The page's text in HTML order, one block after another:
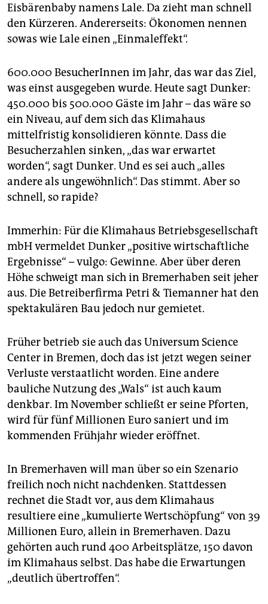
Eisbärenbaby namens Lale. Da zieht man schnell
den Kürzeren. Andererseits: Ökonomen nennen
sowas wie Lale einen „Einmaleffekt“.
600.000 BesucherInnen im Jahr, das war das Ziel,
was einst ausgegeben wurde. Heute sagt Dunker:
450.000 bis 500.000 Gäste im Jahr – das wäre so
ein Niveau, auf dem sich das Klimahaus
mittelfristig konsolidieren könnte. Dass die
Besucherzahlen sinken, „das war erwartet
worden“, sagt Dunker. Und es sei auch „alles
andere als ungewöhnlich“. Das stimmt. Aber so
schnell, so rapide?
Immerhin: Für die Klimahaus Betriebsgesellschaft
mbH vermeldet Dunker „positive wirtschaftliche
Ergebnisse“ – vulgo: Gewinne. Aber über deren
Höhe schweigt man sich in Bremerhaben seit jeher
aus. Die Betreiberfirma Petri & Tiemanner hat den
spektakulären Bau jedoch nur gemietet.
Früher betrieb sie auch das Universum Science
Center in Bremen, doch das ist jetzt wegen seiner
Verluste verstaatlicht worden. Eine andere
bauliche Nutzung des „Wals“ ist auch kaum
denkbar. Im November schließt er seine Pforten,
wird für fünf Millionen Euro saniert und im
kommenden Frühjahr wieder eröffnet.
In Bremerhaven will man über so ein Szenario
freilich noch nicht nachdenken. Stattdessen
rechnet die Stadt vor, aus dem Klimahaus
resultiere eine „kumulierte Wertschöpfung“ von 39
Millionen Euro, allein in Bremerhaven. Dazu
gehörten auch rund 400 Arbeitsplätze, 150 davon
im Klimahaus selbst. Das habe die Erwartungen
„deutlich übertroffen“.